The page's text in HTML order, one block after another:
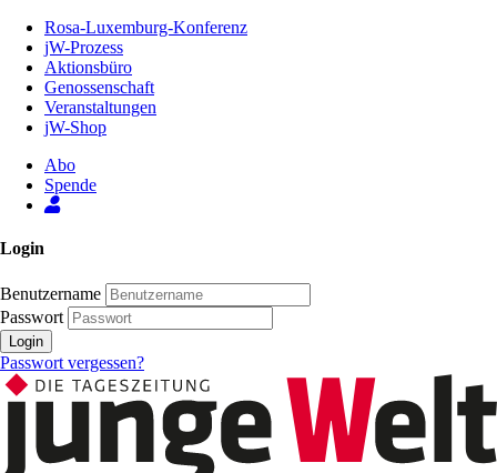
Inhalt
Seite
Rosa-Luxemburg-Konferenz
jW-Prozess
Aktionsbüro
Genossenschaft
Veranstaltungen
jW-Shop
Abo
Spende
Login
Benutzername
Passwort
Login
Passwort vergessen?